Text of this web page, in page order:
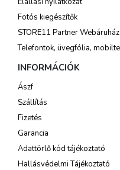
Fotós kiegészítők
STORE11 Partner Webáruház
Telefontok, üvegfólia,
INFORMÁCIÓK
Ászf
Szállítás
Fizetés
Garancia
Adattörlő kód tájékoztató
Hallásvédelmi Tájékoztató